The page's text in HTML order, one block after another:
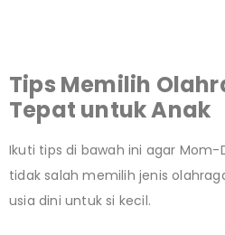
Tips Memilih
Tepat untuk Anak
Ikuti tips di bawah ini agar
tidak salah memilih jenis
usia dini untuk si kecil.